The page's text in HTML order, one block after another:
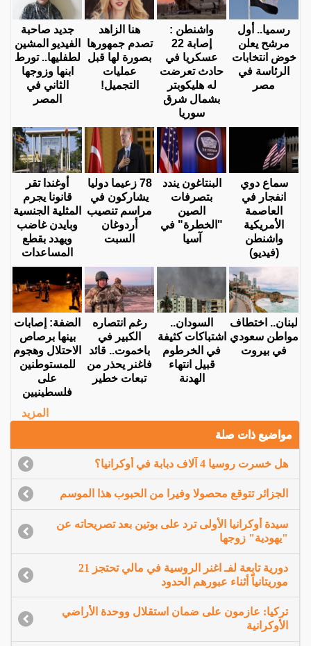
رسميا.. أول
مرشح يعلن
خوض انتخابات
الرئاسة في
مصر
واشنطن :
إصابة 22
عسكريا في
حادث تعرضت
له هليكوبتر
بشمال شرق
سوريا
هنا الزاهد
تصدم جمهورها
بصورة لها قبل
عمليات
التجميل!
جديد صاحبة
الفيديو المشين
لطفليها.. تورط
ابنها وزوجها
الثاني في
المصر
سماع دوي
انفجار في
العاصمة
الأمريكية
واشنطن
(فيديو)
البنتاغون يندد
بتصرفات
الصين
"الخطرة" في
آسيا
78 زعيما دوليا
يشاركون في
مراسم تنصيب
أردوغان
السبت
أوغندا تقر
قانونا يجرم
المثلية الجنسية
وبايدن غاضب
ويهدد بقطع
المساعدات
لبنان.. اختطاف
مواطن سعودي
في بيروت
السودان..
اشتباكات كثيفة
في الخرطوم
قبيل انتهاء
الهدنة
رغم انتصاره
الكبير في
باخموت.. قائد
فاغنر يحذر من
تبعات خطير
الضفة: إصابات
بينها برصاص
الاحتلال وهجوم
للمستوطنين
على
فلسطينيين
المزيد
مواضيع ذات صلة
هل خسرت روسيا 4 آلاف دبابة في أوكرانيا؟
الجزائر تتوقع محصولا وفيرا من الحبوب هذا الموسم
سيدة أوكرانيا الأولى ترد على بوتين بعد تصريحاته عن
"يهودية" زوجها
دورية تابعة لفـ اغنر الروسية في مالي تحتجز 21
موريتانياً أثناء عبورهم الحدود
تركيا: عازمون على ضمان استقلال ووحدة الأراضي
الأوكرانية